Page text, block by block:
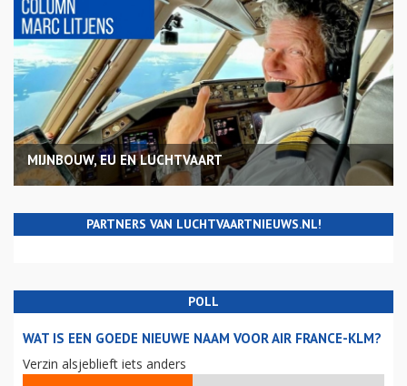
MIJNBOUW, EU EN LUCHTVAART
PARTNERS VAN LUCHTVAARTNIEUWS.NL!
POLL
WAT IS EEN GOEDE NIEUWE NAAM VOOR AIR FRANCE-KLM?
Verzin alsjeblieft iets anders